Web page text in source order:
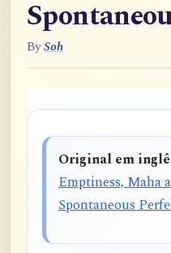
BySoh
Original em
Emptiness, Maha
Spontaneous